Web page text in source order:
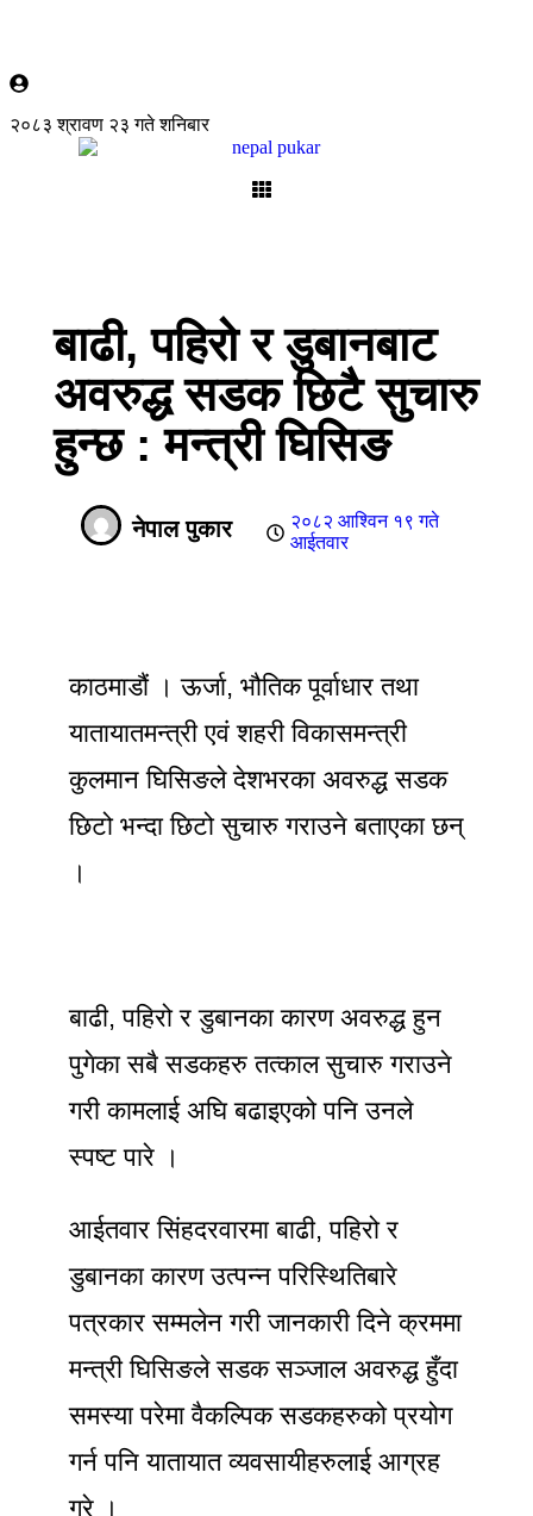
२०८३ श्रावण २३ गते शनिबार
बाढी, पहिरो र डुबानबाट
अवरुद्ध सडक छिटै सुचारु
हुन्छ : मन्त्री घिसिङ
नेपाल पुकार
२०८२ आश्विन १९ गते
आईतवार
काठमाडौं । ऊर्जा, भौतिक पूर्वाधार तथा
यातायातमन्त्री एवं शहरी विकासमन्त्री
कुलमान घिसिङले देशभरका अवरुद्ध सडक
छिटो भन्दा छिटो सुचारु गराउने बताएका छन्
।
बाढी, पहिरो र डुबानका कारण अवरुद्ध हुन
पुगेका सबै सडकहरु तत्काल सुचारु गराउने
गरी कामलाई अघि बढाइएको पनि उनले
स्पष्ट पारे ।
आईतवार सिंहदरवारमा बाढी, पहिरो र
डुबानका कारण उत्पन्न परिस्थितिबारे
पत्रकार सम्मलेन गरी जानकारी दिने क्रममा
मन्त्री घिसिङले सडक सञ्जाल अवरुद्ध हुँदा
समस्या परेमा वैकल्पिक सडकहरुको प्रयोग
गर्न पनि यातायात व्यवसायीहरुलाई आग्रह
गरे ।